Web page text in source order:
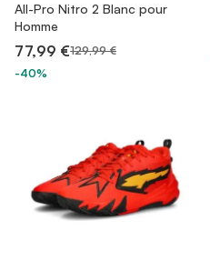
All-Pro Nitro 2 Blanc pour
Homme
77,99 €129,99 €
-40%